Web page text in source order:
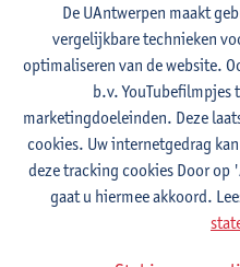
Raum
1E/2E SEM
6 studiepunten
Lesgever(s):
Carola Strobl
Engels: verplichte
Advanced English
Professionals
1E/2E SEM
Lesgever(s):
Jim Ureel
De UAntwerpen maakt
vergelijkbare technieken
optimaliseren van de website.
b.v. YouTubefilmpjes
marketingdoeleinden. Deze
cookies. Uw internetgedrag
deze tracking cookies Door op
gaat u hiermee akkoord.